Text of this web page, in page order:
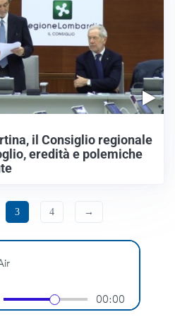
il Consiglio regionale
eredità e polemiche
3 4 →